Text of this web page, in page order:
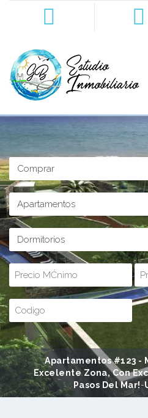
Apartamentos #123 -
Excelente Zona, Con
Pasos Del Mar!-